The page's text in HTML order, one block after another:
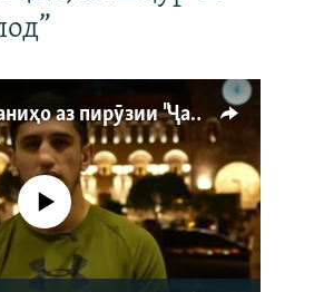
Ҳаводории арманиҳо аз пирӯзии "Ҷаллод"-и тоҷик
кор намекунад